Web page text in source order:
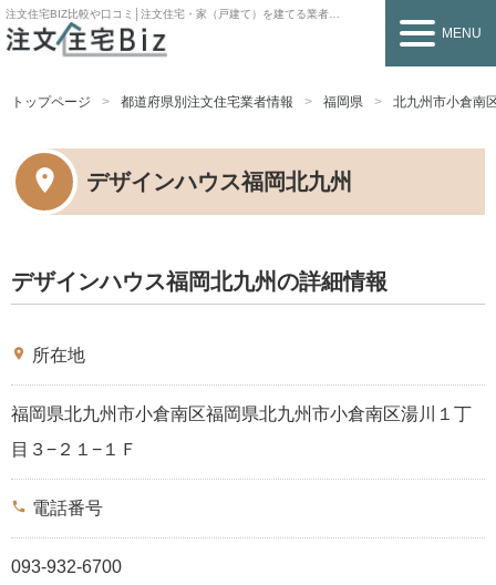
注文住宅BIZ比較や口コミ│注文住宅・家（戸建て）を建てる業者を探すなら
MENU
トップページ 都道府県別注文住宅業者情報 福岡県 北九州市小倉南
デザインハウス福岡北九州
デザインハウス福岡北九州の詳細情報
place 所在地
福岡県北九州市小倉南区福岡県北九州市小倉南区湯川１丁
目３−２１−１Ｆ
phone 電話番号
093-932-6700